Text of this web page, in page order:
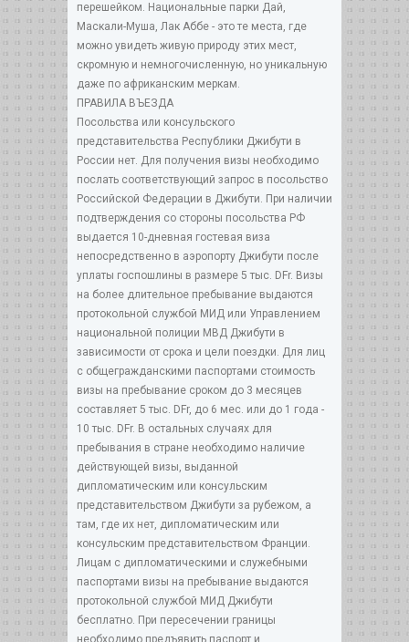
перешейком. Национальные парки Дай,
Маскали-Муша, Лак Аббе - это те места, где
можно увидеть живую природу этих мест,
скромную и немногочисленную, но уникальную
даже по африканским меркам.
ПРАВИЛА ВЪЕЗДА
Посольства или консульского
представительства Республики Джибути в
России нет. Для получения визы необходимо
послать соответствующий запрос в посольство
Российской Федерации в Джибути. При наличии
подтверждения со стороны посольства РФ
выдается 10-дневная гостевая виза
непосредственно в аэропорту Джибути после
уплаты госпошлины в размере 5 тыс. DFr. Визы
на более длительное пребывание выдаются
протокольной службой МИД или Управлением
национальной полиции МВД Джибути в
зависимости от срока и цели поездки. Для лиц
с общегражданскими паспортами стоимость
визы на пребывание сроком до 3 месяцев
составляет 5 тыс. DFr, до 6 мес. или до 1 года -
10 тыс. DFr. В остальных случаях для
пребывания в стране необходимо наличие
действующей визы, выданной
дипломатическим или консульским
представительством Джибути за рубежом, а
там, где их нет, дипломатическим или
консульским представительством Франции.
Лицам с дипломатическими и служебными
паспортами визы на пребывание выдаются
протокольной службой МИД Джибути
бесплатно. При пересечении границы
необходимо предъявить паспорт и